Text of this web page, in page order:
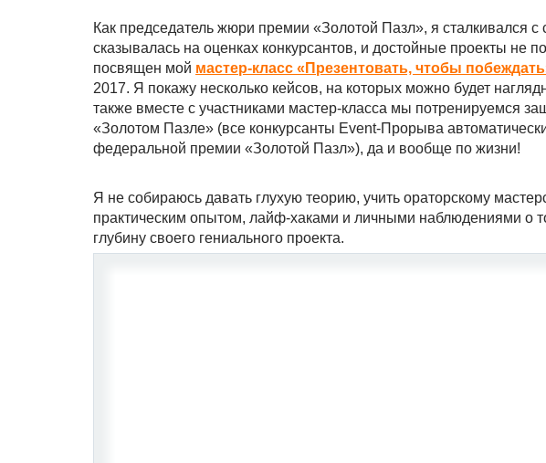
Как председатель жюри премии «Золотой Пазл», я сталкивался с
сказывалась на оценках конкурсантов, и достойные проекты не
посвящен мой мастер-класс «Презентовать, чтобы
2017. Я покажу несколько кейсов, на которых можно будет
также вместе с участниками мастер-класса мы потренируемся
«Золотом Пазле» (все конкурсанты Event-Прорыва
федеральной премии «Золотой Пазл»), да и вообще по жизни!
Я не собираюсь давать глухую теорию, учить ораторскому
практическим опытом, лайф-хаками и личными наблюдениями о
глубину своего гениального проекта.